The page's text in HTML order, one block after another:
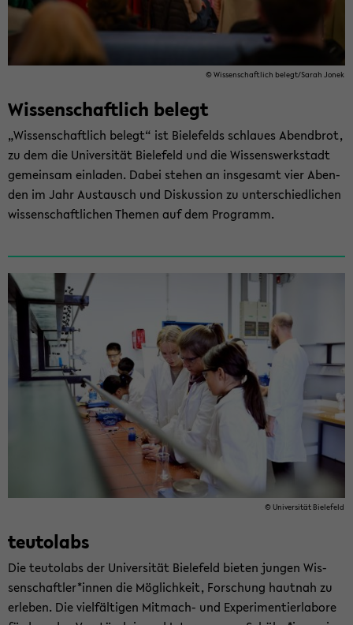
© Wis­sen­schaft­lich be­legt/Sarah Jonek
Wis­sen­schaft­lich be­legt
„Wis­sen­schaft­lich be­legt“ ist Bie­le­felds schlau­es Abend­brot,
zu dem die Uni­ver­si­tät Bie­le­feld und die Wis­sens­werk­stadt
ge­mein­sam ein­la­den. Dabei ste­hen an ins­ge­samt vier Aben­
den im Jahr Aus­tausch und Dis­kus­si­on zu un­ter­schied­li­chen
wis­sen­schaft­li­chen The­men auf dem Pro­gramm.
© Uni­ver­si­tät Bie­le­feld
teu­tol­abs
Die teu­tol­abs der Uni­ver­si­tät Bie­le­feld bie­ten jun­gen Wis­
sen­schaft­ler*innen die Mög­lich­keit, For­schung haut­nah zu
er­le­ben. Die viel­fäl­ti­gen Mitmach-​ und Ex­pe­ri­men­tier­la­bo­re